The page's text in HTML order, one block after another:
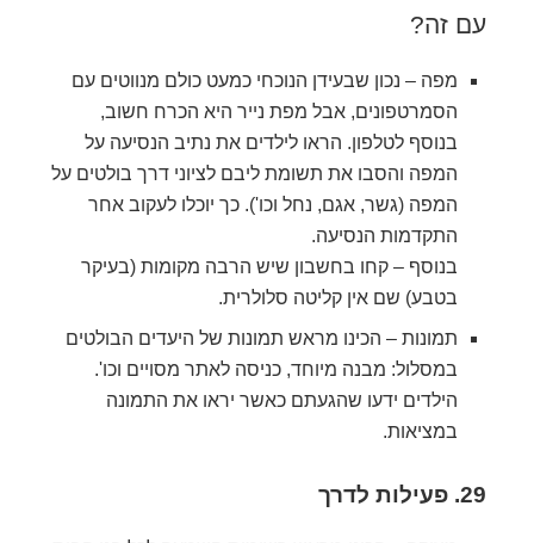
עם זה?
מפה – נכון שבעידן הנוכחי כמעט כולם מנווטים עם
הסמרטפונים, אבל מפת נייר היא הכרח חשוב,
בנוסף לטלפון. הראו לילדים את נתיב הנסיעה על
המפה והסבו את תשומת ליבם לציוני דרך בולטים על
המפה (גשר, אגם, נחל וכו'). כך יוכלו לעקוב אחר
התקדמות הנסיעה.
בנוסף – קחו בחשבון שיש הרבה מקומות (בעיקר
בטבע) שם אין קליטה סלולרית.
תמונות – הכינו מראש תמונות של היעדים הבולטים
במסלול: מבנה מיוחד, כניסה לאתר מסויים וכו'.
הילדים ידעו שהגעתם כאשר יראו את התמונה
במציאות.
29. פעילות לדרך